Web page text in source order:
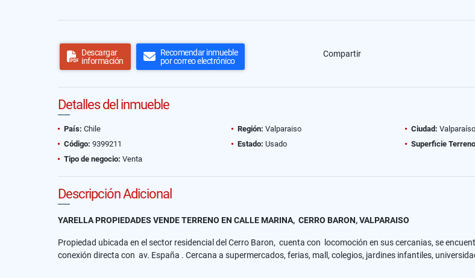
Descargar
información
Recomendar inmueble
por correo electrónico
Compartir
Detalles del inmueble
País: Chile Región: Valparaiso Ciudad: Valparaíso
Código: 9399211 Estado: Usado Superficie
Tipo de negocio: Venta
Descripción Adicional
YARELLA PROPIEDADES VENDE TERRENO EN CALLE MARINA, CERRO BARON, VALPARAISO
Propiedad ubicada en el sector residencial del Cerro Baron, cuenta con locomoción en sus cercanias, se
conexión directa con av. España . Cercana a supermercados, ferias, mall, colegios, jardines infantiles,